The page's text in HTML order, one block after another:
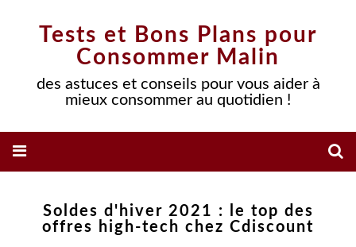
Tests et Bons Plans pour
Consommer Malin
des astuces et conseils pour vous aider à
mieux consommer au quotidien !
Soldes d'hiver 2021 : le top des
offres high-tech chez Cdiscount